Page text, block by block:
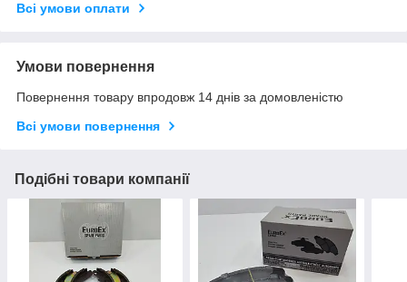
Всі умови оплати
Умови повернення
Повернення товару впродовж 14 днів за домовленістю
Всі умови повернення
Подібні товари компанії